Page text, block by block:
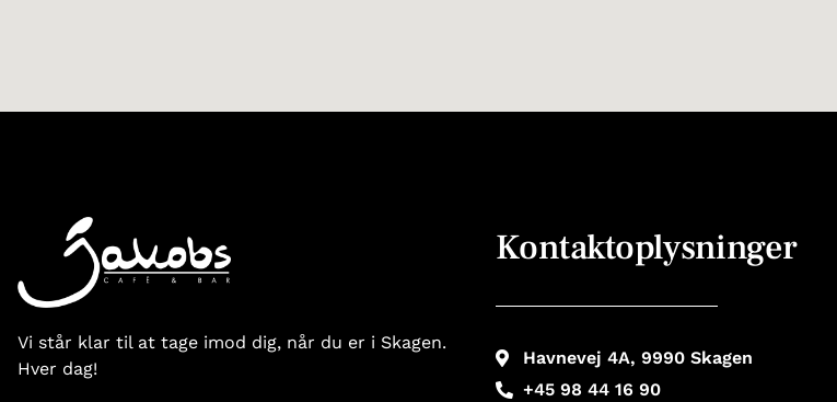
Vi står klar til at tage imod dig, når du er i Skagen.
Hver dag!
Kontaktoplysninger
Havnevej 4A, 9990 Skagen
+45 98 44 16 90